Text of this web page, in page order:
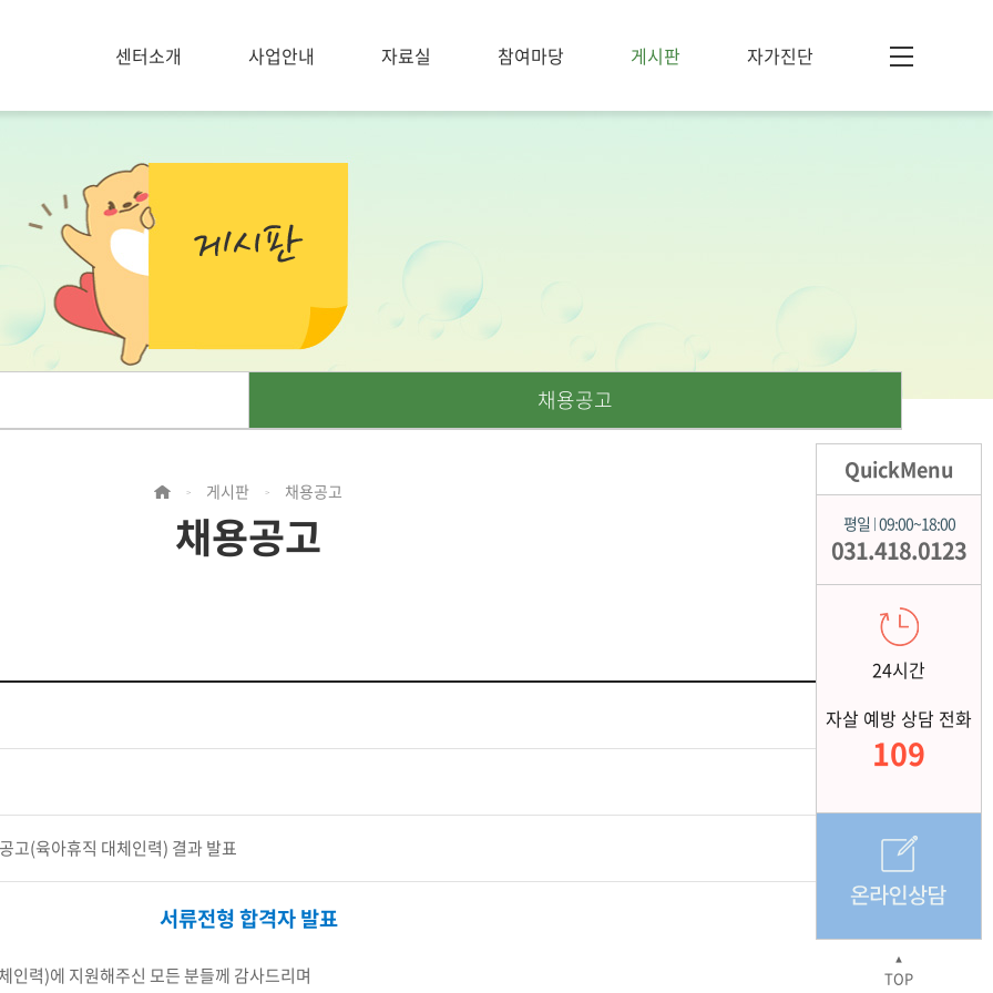
센터소개 사업안내 자료실 참여마당 게시판 자가진단
채용공고
> 게시판 > 채용공고
채용공고
고(육아휴직 대체인력) 결과 발표
서류전형 합격자 발표
인력)에 지원해주신 모든 분들께 감사드리며
QuickMenu
평일 | 09:00~18:00
031.418.0123
24시간
자살 예방 상담 전화
109
▲
TOP